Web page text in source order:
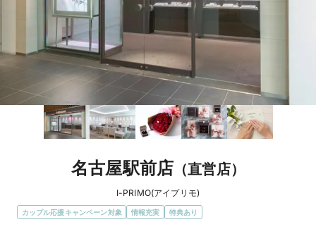
名古屋駅前店 （直営店）
I-PRIMO(アイプリモ)
カップル応援キャンペーン対象 情報充実 特典あり